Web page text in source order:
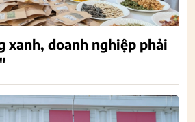
xanh, doanh nghiệp phải